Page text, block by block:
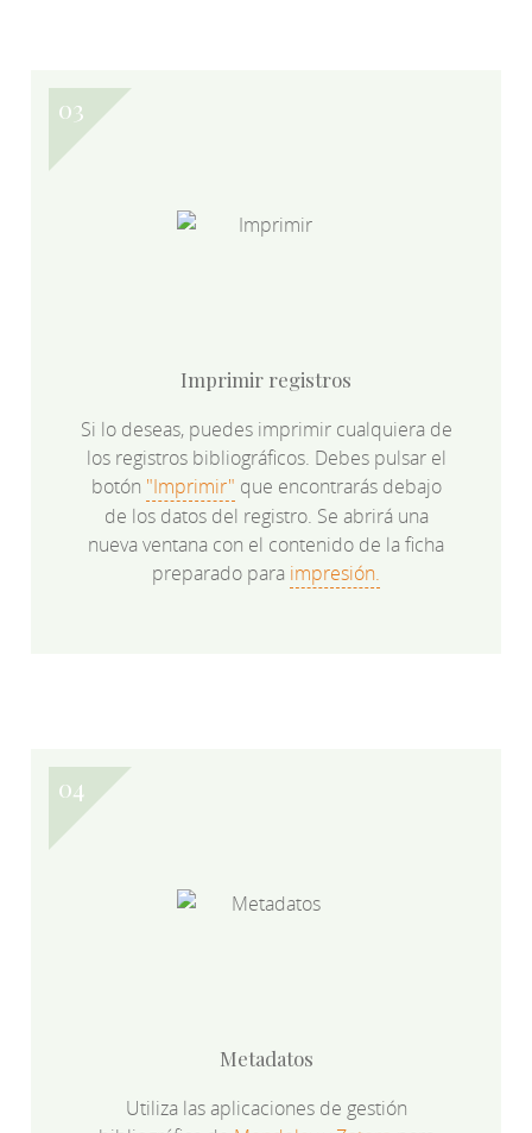
Imprimir registros
Si lo deseas, puedes imprimir cualquiera de
los registros bibliográficos. Debes pulsar el
botón "Imprimir" que encontrarás debajo
de los datos del registro. Se abrirá una
nueva ventana con el contenido de la ficha
preparado para impresión.
Metadatos
Utiliza las aplicaciones de gestión